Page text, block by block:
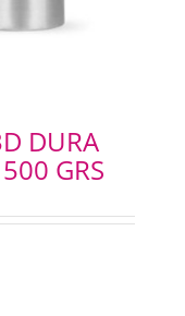
DURA
GRS